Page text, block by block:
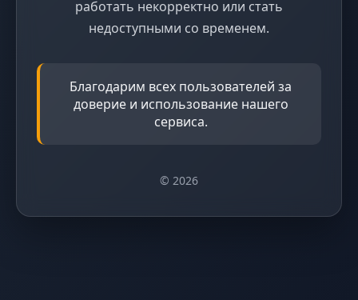
работать некорректно или стать
недоступными со временем.
Благодарим всех пользователей за
доверие и использование нашего
сервиса.
© 2026